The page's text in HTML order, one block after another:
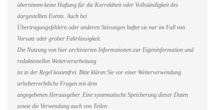
übernimmt keine Haftung für die Korrektheit oder Vollständigkeit des
dargestellten Events. Auch bei
Übertragungsfehlern oder anderen Störungen haftet sie nur im Fall von
Vorsatz oder grober Fahrlässigkeit.
Die Nutzung von hier archivierten Informationen zur Eigeninformation und
redaktionellen Weiterverarbeitung
ist in der Regel kostenfrei. Bitte klären Sie vor einer Weiterverwendung
urheberrechtliche Fragen mit dem
angegebenen Herausgeber. Eine systematische Speicherung dieser Daten
sowie die Verwendung auch von Teilen